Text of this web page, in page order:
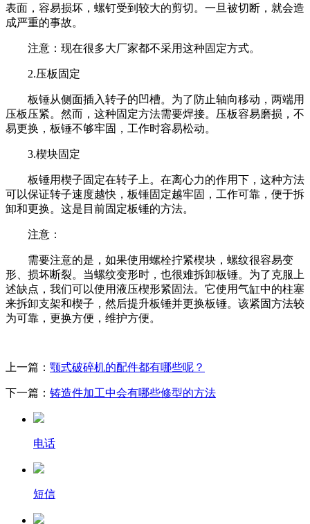
表面，容易损坏，螺钉受到较大的剪切。一旦被切断，就会造
成严重的事故。
注意：现在很多大厂家都不采用这种固定方式。
2.压板固定
板锤从侧面插入转子的凹槽。为了防止轴向移动，两端用
压板压紧。然而，这种固定方法需要焊接。压板容易磨损，不
易更换，板锤不够牢固，工作时容易松动。
3.楔块固定
板锤用楔子固定在转子上。在离心力的作用下，这种方法
可以保证转子速度越快，板锤固定越牢固，工作可靠，便于拆
卸和更换。这是目前固定板锤的方法。
注意：
需要注意的是，如果使用螺栓拧紧楔块，螺纹很容易变
形、损坏断裂。当螺纹变形时，也很难拆卸板锤。为了克服上
述缺点，我们可以使用液压楔形紧固法。它使用气缸中的柱塞
来拆卸支架和楔子，然后提升板锤并更换板锤。该紧固方法较
为可靠，更换方便，维护方便。
上一篇： 颚式破碎机的配件都有哪些呢？
下一篇： 铸造件加工中会有哪些修型的方法
电话
短信